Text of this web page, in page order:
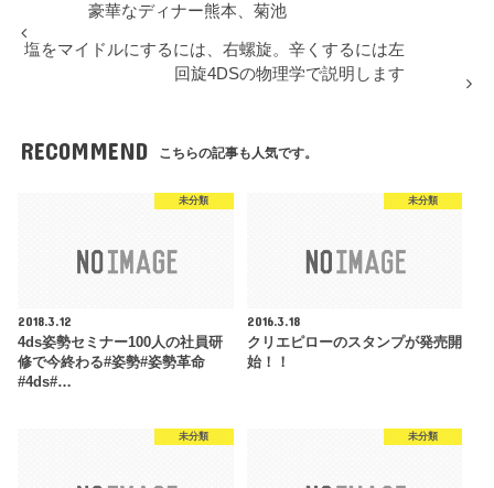
豪華なディナー熊本、菊池
塩をマイドルにするには、右螺旋。辛くするには左
回旋4DSの物理学で説明します
RECOMMEND こちらの記事も人気です。
未分類
2018.3.12
4ds姿勢セミナー100人の社員研
修で今終わる#姿勢#姿勢革命
#4ds#…
未分類
2016.3.18
クリエピローのスタンプが発売開
始！！
未分類 未分類